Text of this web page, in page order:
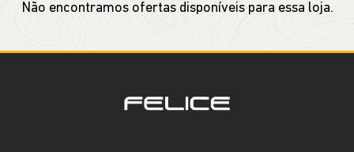
Não encontramos ofertas disponíveis para essa loja.